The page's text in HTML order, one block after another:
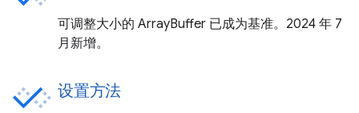
可调整大小的 ArrayBuffer 已成为基准。2024 年 7
月新增。
设置方法